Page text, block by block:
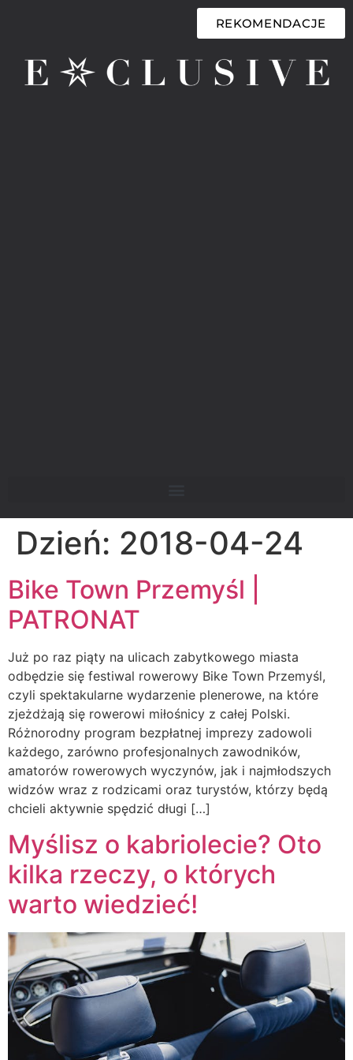
REKOMENDACJE
Dzień: 2018-04-24
Bike Town Przemyśl |
PATRONAT
Już po raz piąty na ulicach zabytkowego miasta
odbędzie się festiwal rowerowy Bike Town Przemyśl,
czyli spektakularne wydarzenie plenerowe, na które
zjeżdżają się rowerowi miłośnicy z całej Polski.
Różnorodny program bezpłatnej imprezy zadowoli
każdego, zarówno profesjonalnych zawodników,
amatorów rowerowych wyczynów, jak i najmłodszych
widzów wraz z rodzicami oraz turystów, którzy będą
chcieli aktywnie spędzić długi […]
Myślisz o kabriolecie? Oto
kilka rzeczy, o których
warto wiedzieć!